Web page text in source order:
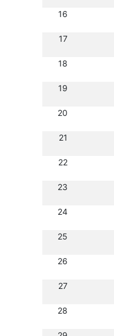
16
17
18
19
20
21
22
23
24
25
26
27
28